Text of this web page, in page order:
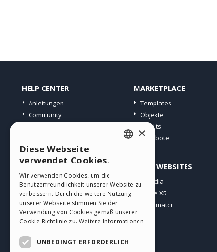
HELP CENTER
Anleitungen
Community
MARKETPLACE
Templates
Objekte
Credits
Angebote
PROFIL
Meine Beiträge
Meine Lizenz
Download
Webhosting
ANDERE WEBSITES
Incomedia
WebSite X5
WebAnimator
GERMAN
SPANISH
PORTUGUESE
×
Diese Webseite
verwendet Cookies.
Wir verwenden Cookies, um die
Benutzerfreundlichkeit unserer Website zu
verbessern. Durch die weitere Nutzung
unserer Webseite stimmen Sie der
Verwendung von Cookies gemäß unserer
Cookie-Richtlinie zu. Weitere Informationen
UNBEDINGT ERFORDERLICH